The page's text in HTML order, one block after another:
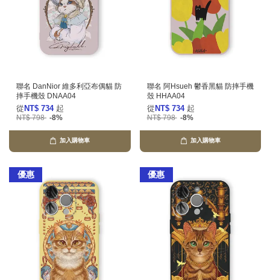
聯名 DanNior 維多利亞布偶貓 防
摔手機殼 DNAA04
從 NT$ 734 起
NT$ 798 -8%
加入購物車
聯名 阿Hsueh 鬱香黑貓 防摔手機
殼 HHAA04
從 NT$ 734 起
NT$ 798 -8%
加入購物車
優惠 優惠